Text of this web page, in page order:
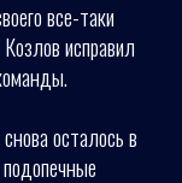
все-таки
исправил
осталось в